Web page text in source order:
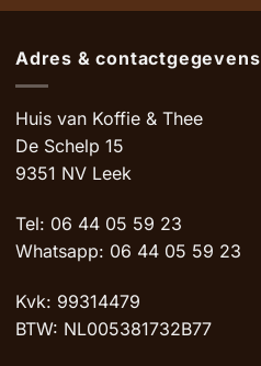
Adres & contactgegevens
Huis van Koffie & Thee
De Schelp 15
9351 NV Leek
Tel: 06 44 05 59 23
Whatsapp: 06 44 05 59 23
Kvk: 99314479
BTW: NL005381732B77